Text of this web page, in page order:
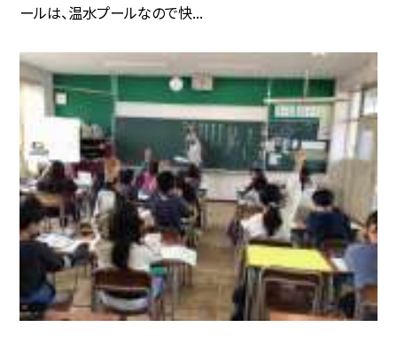
ールは、温水プールなので快...